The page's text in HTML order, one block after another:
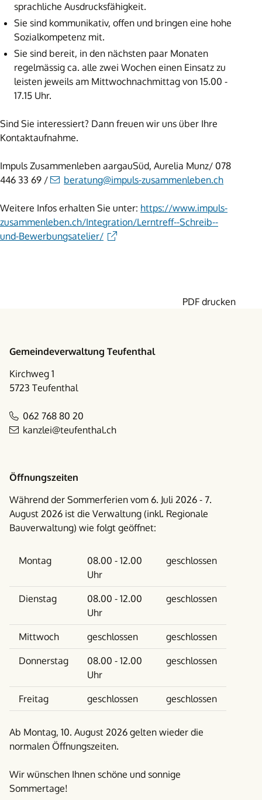
sprachliche Ausdrucksfähigkeit.
Sie sind kommunikativ, offen und bringen eine hohe
Sozialkompetenz mit.
Sie sind bereit, in den nächsten paar Monaten
regelmässig ca. alle zwei Wochen einen Einsatz zu
leisten jeweils am Mittwochnachmittag von 15.00 -
17.15 Uhr.
Sind Sie interessiert? Dann freuen wir uns über Ihre
Kontaktaufnahme.
Impuls Zusammenleben aargauSüd, Aurelia Munz/ 078
446 33 69 /
beratung@impuls-zusammenleben.ch
Weitere Infos erhalten Sie unter: https://www.impuls-
zusammenleben.ch/Integration/Lerntreff--Schreib--
und-Bewerbungsatelier/
PDF drucken
Gemeindeverwaltung Teufenthal
Kirchweg 1
5723 Teufenthal
062 768 80 20
kanzlei@teufenthal.ch
Öffnungszeiten
Während der Sommerferien vom 6. Juli 2026 - 7.
August 2026 ist die Verwaltung (inkl. Regionale
Bauverwaltung) wie folgt geöffnet:
Wochentag Vormittag Nachmittag
Montag
08.00 - 12.00
Uhr
geschlossen
Dienstag
08.00 - 12.00
Uhr
geschlossen
Mittwoch geschlossen geschlossen
Donnerstag
08.00 - 12.00
Uhr
geschlossen
Freitag geschlossen geschlossen
Ab Montag, 10. August 2026 gelten wieder die
normalen Öffnungszeiten.
Wir wünschen Ihnen schöne und sonnige
Sommertage!